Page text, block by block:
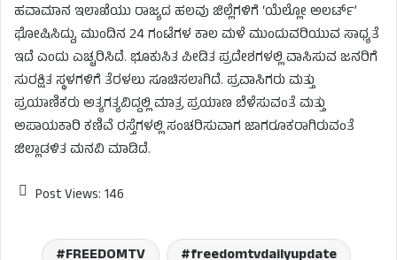
ಹವಾಮಾನ ಇಲಾಖೆಯು ರಾಜ್ಯದ ಹಲವು ಜಿಲ್ಲೆಗಳಿಗೆ ‘ಯೆಲ್ಲೋ ಅಲರ್ಟ್’
ಘೋಷಿಸಿದ್ದು, ಮುಂದಿನ 24 ಗಂಟೆಗಳ ಕಾಲ ಮಳೆ ಮುಂದುವರಿಯುವ ಸಾಧ್ಯತೆ
ಇದೆ ಎಂದು ಎಚ್ಚರಿಸಿದೆ. ಭೂಕುಸಿತ ಪೀಡಿತ ಪ್ರದೇಶಗಳಲ್ಲಿ ವಾಸಿಸುವ ಜನರಿಗೆ
ಸುರಕ್ಷಿತ ಸ್ಥಳಗಳಿಗೆ ತೆರಳಲು ಸೂಚಿಸಲಾಗಿದೆ. ಪ್ರವಾಸಿಗರು ಮತ್ತು
ಪ್ರಯಾಣಿಕರು ಅತ್ಯಗತ್ಯವಿದ್ದಲ್ಲಿ ಮಾತ್ರ ಪ್ರಯಾಣ ಬೆಳೆಸುವಂತೆ ಮತ್ತು
ಅಪಾಯಕಾರಿ ಕಣಿವೆ ರಸ್ತೆಗಳಲ್ಲಿ ಸಂಚರಿಸುವಾಗ ಜಾಗರೂಕರಾಗಿರುವಂತೆ
ಜಿಲ್ಲಾಡಳಿತ ಮನವಿ ಮಾಡಿದೆ.
Post Views: 146